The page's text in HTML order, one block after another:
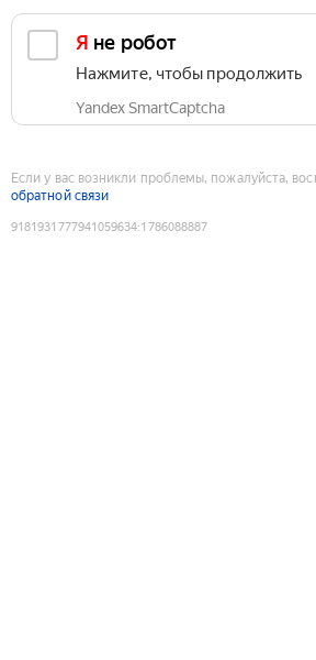
Я не робот
Нажмите, чтобы продолжить
Yandex SmartCaptcha
Если у вас возникли проблемы, пожалуйста,
обратной связи
9181931777941059634:1786088887